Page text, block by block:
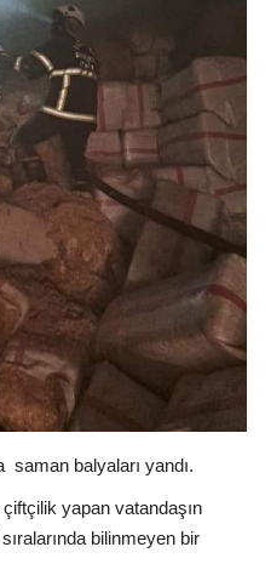
saman balyaları yandı.
yapan vatandaşın
bilinmeyen bir